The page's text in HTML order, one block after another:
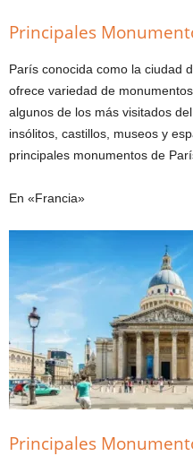
Principales
París conocida como la ciudad
ofrece variedad de
algunos de los más visitados
insólitos, castillos, museos y
principales monumentos de
En «Francia»
Principales